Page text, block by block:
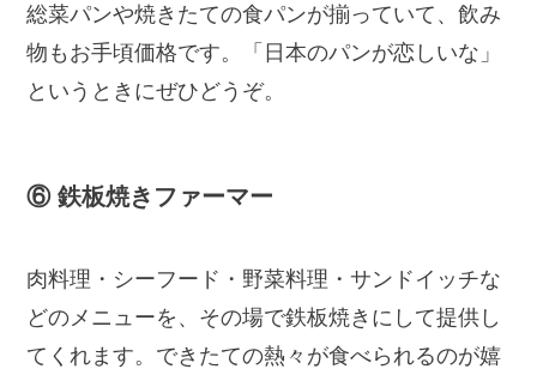
総菜パンや焼きたての食パンが揃っていて、飲み
物もお手頃価格です。「日本のパンが恋しいな」
というときにぜひどうぞ。
⑥ 鉄板焼きファーマー
肉料理・シーフード・野菜料理・サンドイッチな
どのメニューを、その場で鉄板焼きにして提供し
てくれます。できたての熱々が食べられるのが嬉